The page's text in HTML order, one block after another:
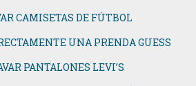
CAMISETAS DE FÚTBOL
UNA PRENDA GUESS
PANTALONES LEVI’S